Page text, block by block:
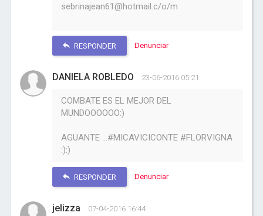
sebrinajean61@hotmail.c/o/m
RESPONDER Denunciar
DANIELA ROBLEDO 23-06-2016 05:21
COMBATE ES EL MEJOR DEL
MUNDOOOOOO:)
AGUANTE ...#MICAVICICONTE #FLORVIGNA
:):)
RESPONDER Denunciar
jelizza 07-04-2016 16:44